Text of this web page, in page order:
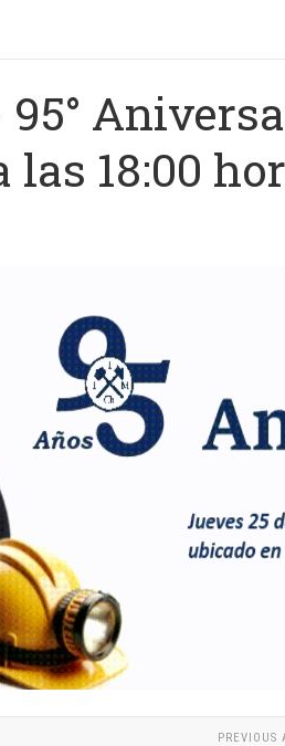
las 18:00
PREVIOUS